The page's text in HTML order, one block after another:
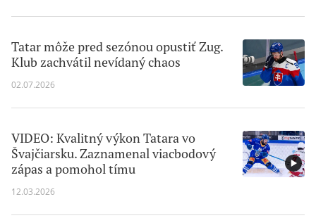
Tatar môže pred sezónou opustiť Zug.
Klub zachvátil nevídaný chaos
02.07.2026
VIDEO: Kvalitný výkon Tatara vo
Švajčiarsku. Zaznamenal viacbodový
zápas a pomohol tímu
12.03.2026